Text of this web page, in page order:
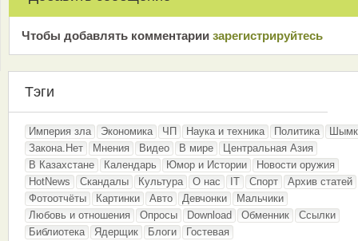
Чтобы добавлять комментарии зарeгиcтрирyйтeсь
Тэги
Империя зла Экономика ЧП Наука и техника Политика
Закона.Нет
Мнения Видео В мире
Центральная Азия
В Казахстане
Календарь Юмор и Истории
Новости оружия
HotNews
Скандалы Культура О нас IT Спорт
Архив статей
Фотоотчёты
Картинки Авто Девчонки
Мальчики
Любовь и отношения
Опросы Download Обменник
Ссылки
Библиотека
Ядерщик Блоги Гостевая